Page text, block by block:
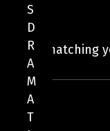
S
D
R
A
M
A
T
matching